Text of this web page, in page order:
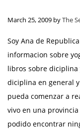
March 25, 2009 byThe
Soy Ana de
informacion sobre
libros sobre
diciplina en general
pueda comenzar a
vivo en una
podido encontrar